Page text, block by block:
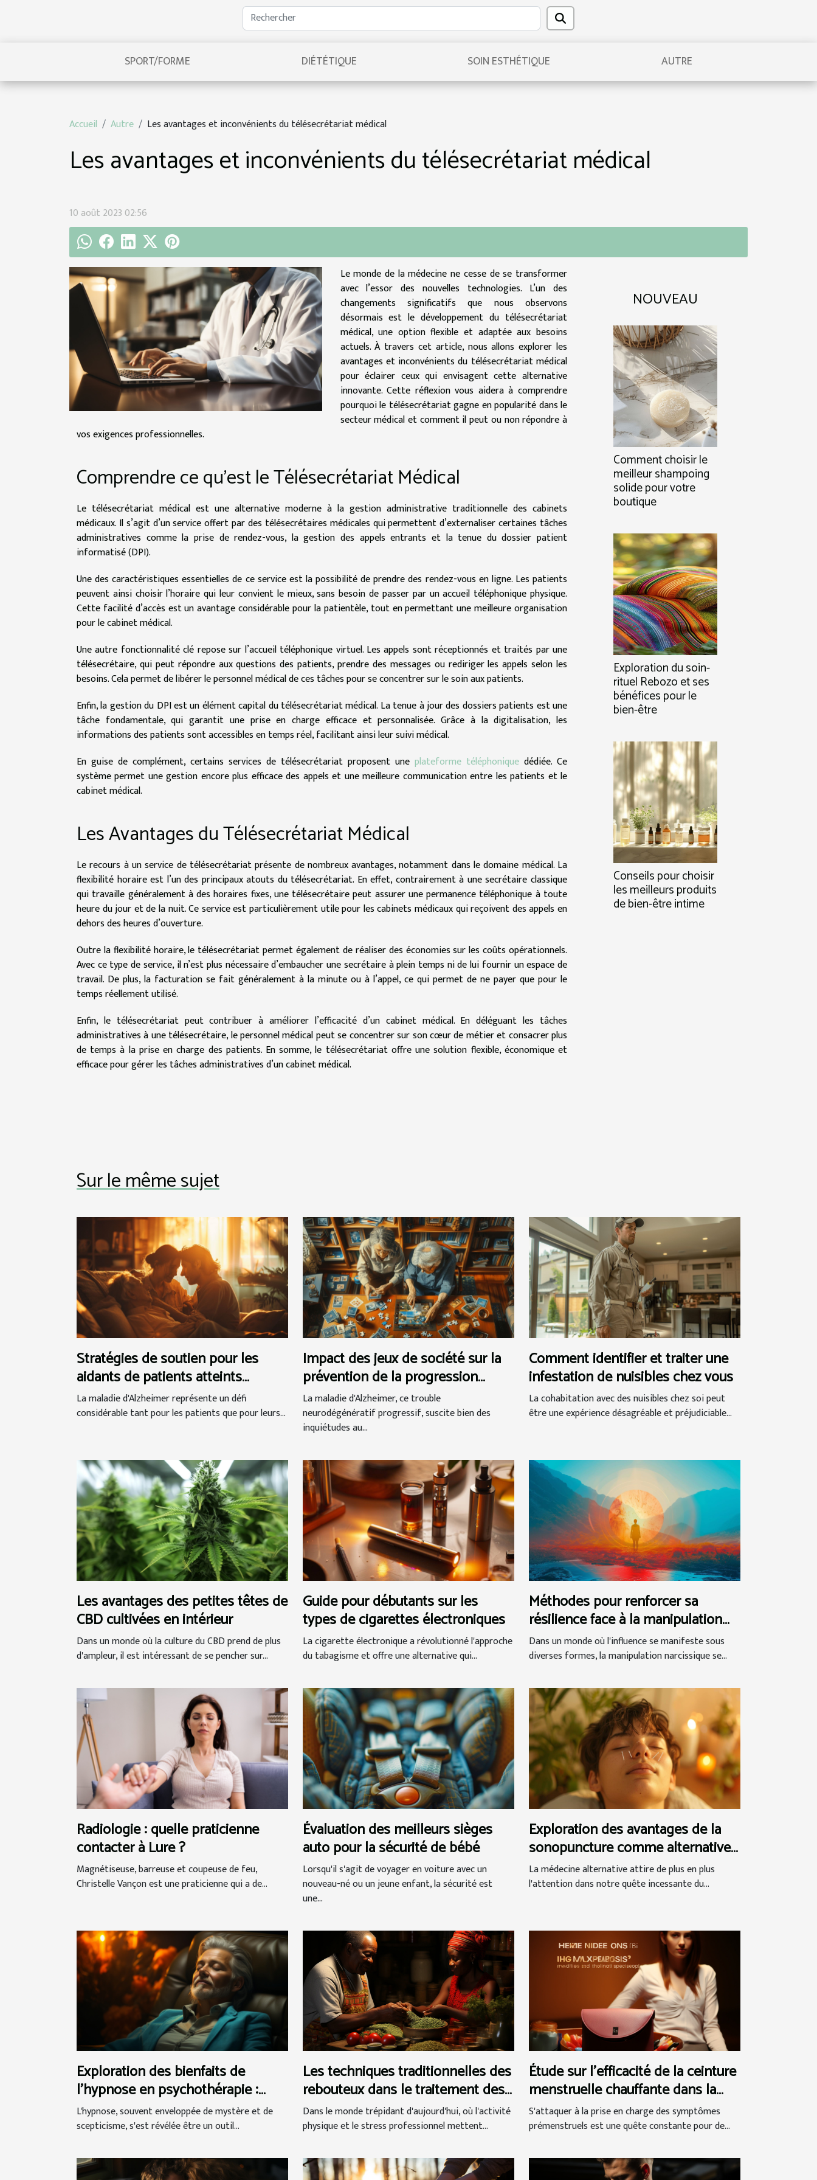
SPORT/FORME DIÉTÉTIQUE SOIN ESTHÉTIQUE AUTRE
Accueil Autre Les avantages et inconvénients du télésecrétariat médical
Les avantages et inconvénients du télésecrétariat médical
10 août 2023 02:56
Le monde de la médecine ne cesse de se transformer
avec l’essor des nouvelles technologies. L’un des
changements significatifs que nous observons
désormais est le développement du télésecrétariat
médical, une option flexible et adaptée aux besoins
actuels. À travers cet article, nous allons explorer les
avantages et inconvénients du télésecrétariat médical
pour éclairer ceux qui envisagent cette alternative
innovante. Cette réflexion vous aidera à comprendre
pourquoi le télésecrétariat gagne en popularité dans le
secteur médical et comment il peut ou non répondre à
vos exigences professionnelles.
Comprendre ce qu’est le Télésecrétariat Médical
Le télésecrétariat médical est une alternative moderne à la gestion administrative traditionnelle des cabinets
médicaux. Il s’agit d’un service offert par des télésecrétaires médicales qui permettent d’externaliser certaines tâches
administratives comme la prise de rendez-vous, la gestion des appels entrants et la tenue du dossier patient
informatisé (DPI).
Une des caractéristiques essentielles de ce service est la possibilité de prendre des rendez-vous en ligne. Les patients
peuvent ainsi choisir l’horaire qui leur convient le mieux, sans besoin de passer par un accueil téléphonique physique.
Cette facilité d’accès est un avantage considérable pour la patientèle, tout en permettant une meilleure organisation
pour le cabinet médical.
Une autre fonctionnalité clé repose sur l’accueil téléphonique virtuel. Les appels sont réceptionnés et traités par une
télésecrétaire, qui peut répondre aux questions des patients, prendre des messages ou rediriger les appels selon les
besoins. Cela permet de libérer le personnel médical de ces tâches pour se concentrer sur le soin aux patients.
Enfin, la gestion du DPI est un élément capital du télésecrétariat médical. La tenue à jour des dossiers patients est une
tâche fondamentale, qui garantit une prise en charge efficace et personnalisée. Grâce à la digitalisation, les
informations des patients sont accessibles en temps réel, facilitant ainsi leur suivi médical.
En guise de complément, certains services de télésecrétariat proposent une plateforme téléphonique dédiée. Ce
système permet une gestion encore plus efficace des appels et une meilleure communication entre les patients et le
cabinet médical.
Les Avantages du Télésecrétariat Médical
Le recours à un service de télésecrétariat présente de nombreux avantages, notamment dans le domaine médical. La
flexibilité horaire est l’un des principaux atouts du télésecrétariat. En effet, contrairement à une secrétaire classique
qui travaille généralement à des horaires fixes, une télésecrétaire peut assurer une permanence téléphonique à toute
heure du jour et de la nuit. Ce service est particulièrement utile pour les cabinets médicaux qui reçoivent des appels en
dehors des heures d’ouverture.
Outre la flexibilité horaire, le télésecrétariat permet également de réaliser des économies sur les coûts opérationnels.
Avec ce type de service, il n’est plus nécessaire d’embaucher une secrétaire à plein temps ni de lui fournir un espace de
travail. De plus, la facturation se fait généralement à la minute ou à l’appel, ce qui permet de ne payer que pour le
temps réellement utilisé.
Enfin, le télésecrétariat peut contribuer à améliorer l’efficacité d’un cabinet médical. En déléguant les tâches
administratives à une télésecrétaire, le personnel médical peut se concentrer sur son cœur de métier et consacrer plus
de temps à la prise en charge des patients. En somme, le télésecrétariat offre une solution flexible, économique et
efficace pour gérer les tâches administratives d’un cabinet médical.
NOUVEAU
Comment choisir le
meilleur shampoing
solide pour votre
boutique
Exploration du soin-
rituel Rebozo et ses
bénéfices pour le
bien-être
Conseils pour choisir
les meilleurs produits
de bien-être intime
Sur le même sujet
Stratégies de soutien pour les
aidants de patients atteints
d'Alzheimer
La maladie d'Alzheimer représente un défi
considérable tant pour les patients que pour leurs...
Impact des jeux de société sur la
prévention de la progression
d'Alzheimer
La maladie d'Alzheimer, ce trouble
neurodégénératif progressif, suscite bien des
inquiétudes au...
Comment identifier et traiter une
infestation de nuisibles chez vous
La cohabitation avec des nuisibles chez soi peut
être une expérience désagréable et préjudiciable...
Les avantages des petites têtes de
CBD cultivées en intérieur
Dans un monde où la culture du CBD prend de plus
d'ampleur, il est intéressant de se pencher sur...
Guide pour débutants sur les
types de cigarettes électroniques
La cigarette électronique a révolutionné l'approche
du tabagisme et offre une alternative qui...
Méthodes pour renforcer sa
résilience face à la manipulation
narcissique
Dans un monde où l'influence se manifeste sous
diverses formes, la manipulation narcissique se...
Radiologie : quelle praticienne
contacter à Lure ?
Magnétiseuse, barreuse et coupeuse de feu,
Christelle Vançon est une praticienne qui a de...
Évaluation des meilleurs sièges
auto pour la sécurité de bébé
Lorsqu'il s'agit de voyager en voiture avec un
nouveau-né ou un jeune enfant, la sécurité est
une...
Exploration des avantages de la
sonopuncture comme alternative
à l'acupuncture
La médecine alternative attire de plus en plus
l'attention dans notre quête incessante du...
Exploration des bienfaits de
l'hypnose en psychothérapie :
Techniques et témoignages de
réussite
L'hypnose, souvent enveloppée de mystère et de
scepticisme, s'est révélée être un outil...
Les techniques traditionnelles des
rebouteux dans le traitement des
douleurs musculaires et
articulaires
Dans le monde trépidant d'aujourd'hui, où l'activité
physique et le stress professionnel mettent...
Étude sur l'efficacité de la ceinture
menstruelle chauffante dans la
gestion du syndrome
prémenstruel
S'attaquer à la prise en charge des symptômes
prémenstruels est une quête constante pour de...